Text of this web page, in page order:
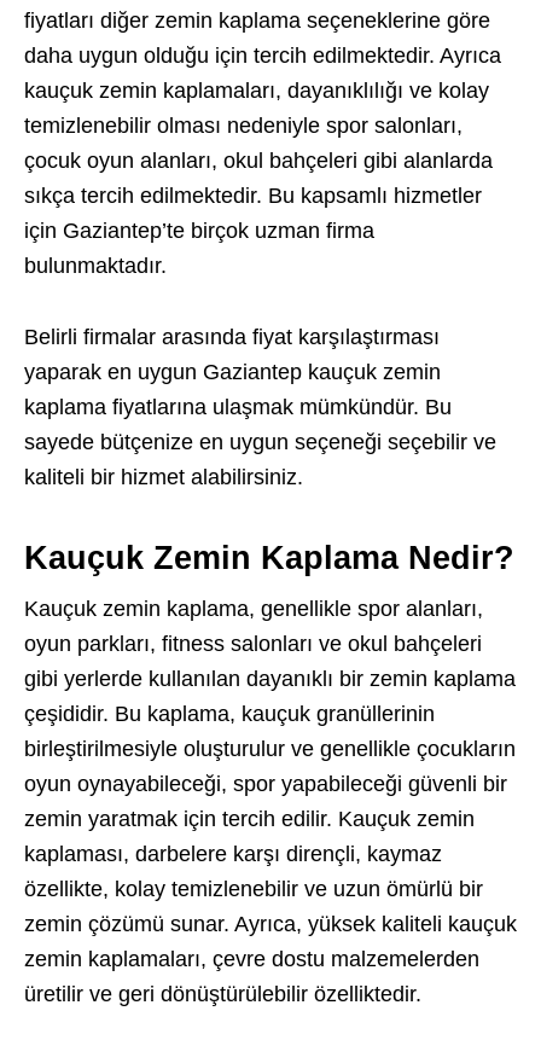
fiyatları diğer zemin kaplama seçeneklerine göre
daha uygun olduğu için tercih edilmektedir. Ayrıca
kauçuk zemin kaplamaları, dayanıklılığı ve kolay
temizlenebilir olması nedeniyle spor salonları,
çocuk oyun alanları, okul bahçeleri gibi alanlarda
sıkça tercih edilmektedir. Bu kapsamlı hizmetler
için Gaziantep’te birçok uzman firma
bulunmaktadır.
Belirli firmalar arasında fiyat karşılaştırması
yaparak en uygun Gaziantep kauçuk zemin
kaplama fiyatlarına ulaşmak mümkündür. Bu
sayede bütçenize en uygun seçeneği seçebilir ve
kaliteli bir hizmet alabilirsiniz.
Kauçuk Zemin Kaplama Nedir?
Kauçuk zemin kaplama, genellikle spor alanları,
oyun parkları, fitness salonları ve okul bahçeleri
gibi yerlerde kullanılan dayanıklı bir zemin kaplama
çeşididir. Bu kaplama, kauçuk granüllerinin
birleştirilmesiyle oluşturulur ve genellikle çocukların
oyun oynayabileceği, spor yapabileceği güvenli bir
zemin yaratmak için tercih edilir. Kauçuk zemin
kaplaması, darbelere karşı dirençli, kaymaz
özellikte, kolay temizlenebilir ve uzun ömürlü bir
zemin çözümü sunar. Ayrıca, yüksek kaliteli kauçuk
zemin kaplamaları, çevre dostu malzemelerden
üretilir ve geri dönüştürülebilir özelliktedir.